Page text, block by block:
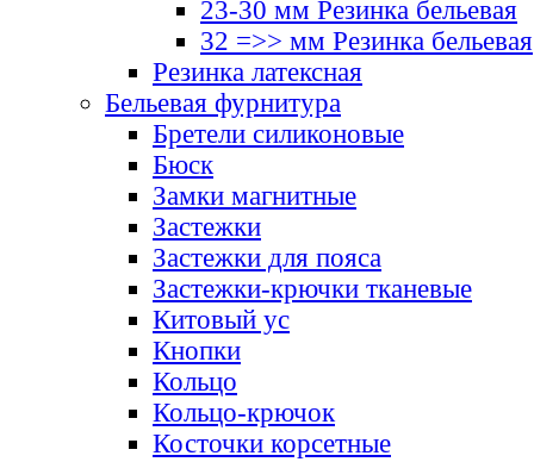
23-30 мм Резинка бельевая
32 =>> мм Резинка бельевая
Резинка латексная
Бельевая фурнитура
Бретели силиконовые
Бюск
Замки магнитные
Застежки
Застежки для пояса
Застежки-крючки тканевые
Китовый ус
Кнопки
Кольцо
Кольцо-крючок
Косточки корсетные